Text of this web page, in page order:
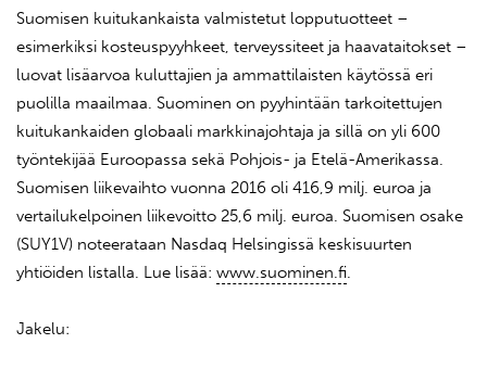
Suomisen kuitukankaista valmistetut lopputuotteet –
esimerkiksi kosteuspyyhkeet, terveyssiteet ja haavataitokset –
luovat lisäarvoa kuluttajien ja ammattilaisten käytössä eri
puolilla maailmaa. Suominen on pyyhintään tarkoitettujen
kuitukankaiden globaali markkinajohtaja ja sillä on yli 600
työntekijää Euroopassa sekä Pohjois- ja Etelä-Amerikassa.
Suomisen liikevaihto vuonna 2016 oli 416,9 milj. euroa ja
vertailukelpoinen liikevoitto 25,6 milj. euroa. Suomisen osake
(SUY1V) noteerataan Nasdaq Helsingissä keskisuurten
yhtiöiden listalla. Lue lisää: www.suominen.fi.
Jakelu: